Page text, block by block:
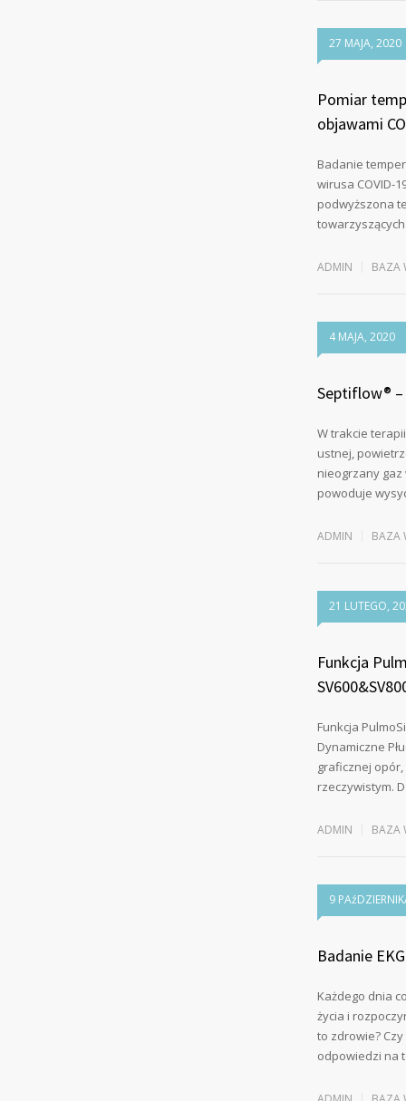
27 MAJA, 2020
Pomiar
objawami
Badanie
wirusa COVID-
podwyższona
ADMIN BAZA
4 MAJA, 2020
Septiflow®
W trakcie
ustnej,
nieogrzany
powoduje
ADMIN BAZA
21 LUTEGO,
Funkcja
Funkcja
Dynamiczne
graficznej
rzeczywistym.
ADMIN BAZA
9
Badanie
Każdego dnia
życia i
to zdrowie?
odpowiedzi na